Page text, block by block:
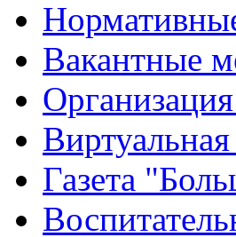
Вакантные
Газета